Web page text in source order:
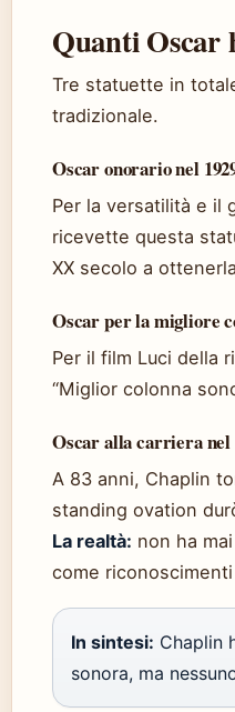
Quanti Oscar
Tre statuette in
tradizionale.
Oscar onorario nel
Per la versatilità e il
ricevette questa
XX secolo a
Oscar per la migliore
Per il film Luci della
“Miglior colonna
Oscar alla carriera nel
A 83 anni, Chaplin
standing ovation
La realtà: non ha
come
In sintesi: Chaplin
sonora, ma